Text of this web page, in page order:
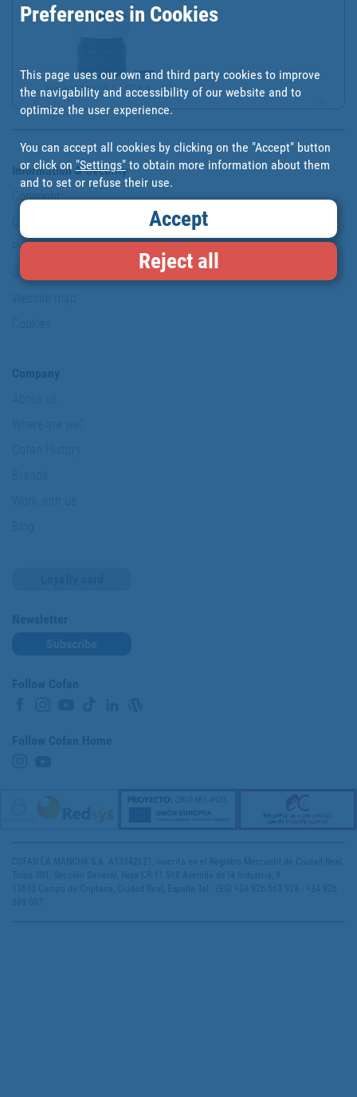
ENLACE MIXTO 1 1/2" X 4...
Information & Security
Copyright
Personal data protection policy
Our commitments
Preferences in Cookies
This page uses our own and third party cookies to improve
the navigability and accessibility of our website and to
optimize the user experience.
You can accept all cookies by clicking on the "Accept" button
or click on "Settings" to obtain more information about them
and to set or refuse their use.
Accept
Reject all